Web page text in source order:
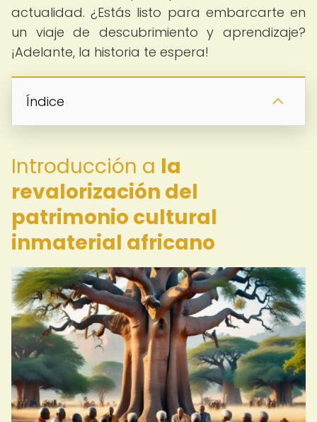
actualidad. ¿Estás listo para embarcarte en
un viaje de descubrimiento y aprendizaje?
¡Adelante, la historia te espera!
Índice
Introducción a la
revalorización del
patrimonio cultural
inmaterial africano